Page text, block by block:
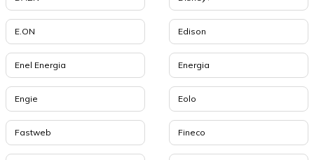
E.ON Edison
Enel Energia Energia
Engie Eolo
Fastweb Fineco